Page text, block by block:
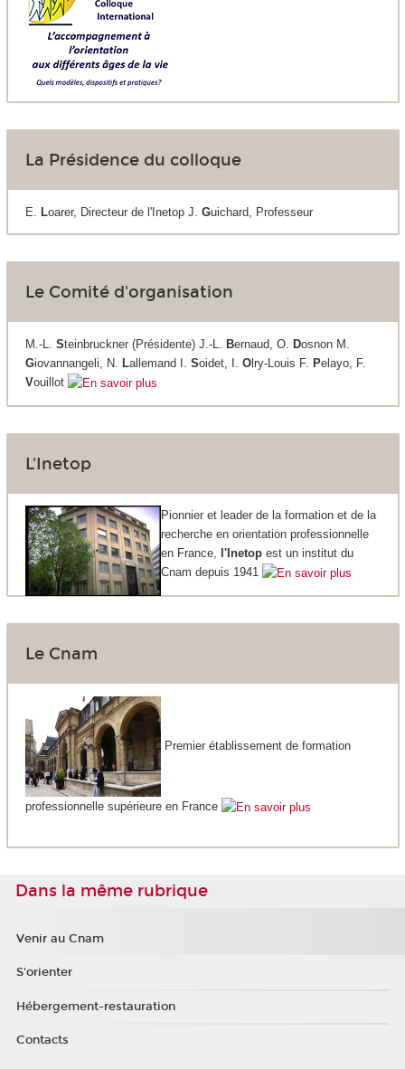
La Présidence du colloque
E. Loarer, Directeur de l'Inetop J. Guichard, Professeur
Le Comité d'organisation
M.-L. Steinbruckner (Présidente) J.-L. Bernaud, O. Dosnon M.
Giovannangeli, N. Lallemand I. Soidet, I. Olry-Louis F. Pelayo, F.
Vouillot
L'Inetop
Pionnier et leader de la formation et de la
recherche en orientation professionnelle
en France, l'Inetopest un institut du
Cnam depuis 1941
Le Cnam
Premier établissement de formation
professionnelle supérieure en France
Dans la même rubrique
Venir au Cnam
S'orienter
Hébergement-restauration
Contacts